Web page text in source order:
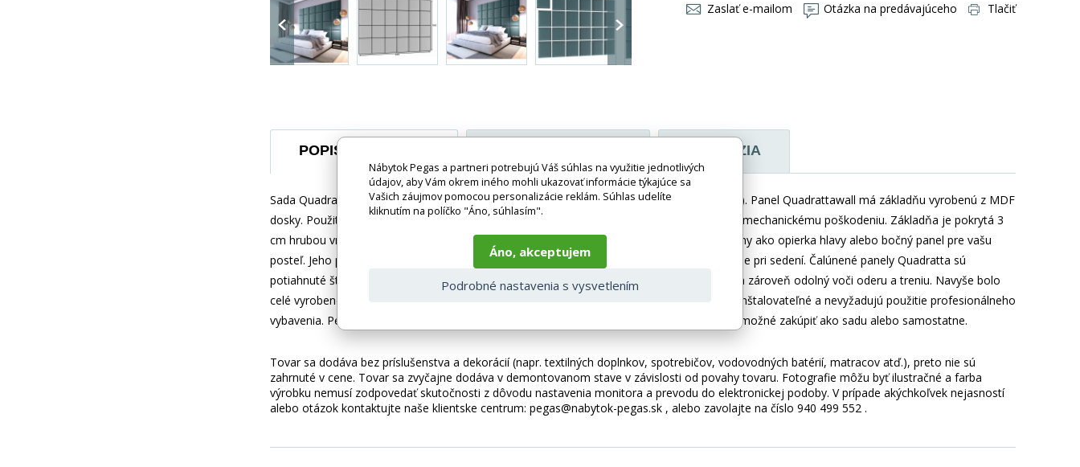
Zaslať e-mailom Otázka na predávajúceho Tlačiť
POPIS PRODUKTU RECENZIA
Sada Quadratta 240x180 sa skladá z 24 panelov o rozmeroch 40x40 (12 ks) a 50x40 (12 ks). Panel Quadrattawall má základňu vyrobenú z MDF
dosky. Použitá súčasť je ľahká, aby nezaťažovala stenu, a vysoko odolná, aby sa zabránilo mechanickému poškodeniu. Základňa je pokrytá 3
cm hrubou vrstvou peny T21. Materiál je príjemný na dotyk a flexibilný, takže panel je ideálny ako opierka hlavy alebo bočný panel pre vašu
posteľ. Jeho povrch jemne podoprie váš chrbát, poskytne vám potrebné pohodlie a bezpečie pri sedení. Čalúnené panely Quadratta sú
potiahnuté štýlovou látkou pripomínajúcou semiš. Jeho povrch je veľmi príjemný na dotyk a zároveň odolný voči oderu a treniu. Navyše bolo
celé vyrobené s použitím technológie odpudzujúcej vodu. Čalúnené panely sú veľmi ľahko inštalovateľné a nevyžadujú použitie profesionálneho
vybavenia. Perfektne sa kombinujú s ďalšími kúskami z kolekcie Quadratta. Každý panel je možné zakúpiť ako sadu alebo samostatne.
Tovar sa dodáva bez príslušenstva a dekorácií (napr. textilných doplnkov, spotrebičov, vodovodných batérií, matracov atď.), preto nie sú
zahrnuté v cene. Tovar sa zvyčajne dodáva v demontovanom stave v závislosti od povahy tovaru. Fotografie môžu byť ilustračné a farba
výrobku nemusí zodpovedať skutočnosti z dôvodu nastavenia monitora a prevodu do elektronickej podoby. V prípade akýchkoľvek nejasností
alebo otázok kontaktujte naše klientske centrum: pegas@nabytok-pegas.sk , alebo zavolajte na číslo 940 499 552 .
Nábytok Pegas a partneri potrebujú Váš súhlas na využitie jednotlivých
údajov, aby Vám okrem iného mohli ukazovať informácie týkajúce sa
Vašich záujmov pomocou personalizácie reklám. Súhlas udelíte
kliknutím na políčko "Áno, súhlasím".
Áno, akceptujem
Podrobné nastavenia s vysvetlením